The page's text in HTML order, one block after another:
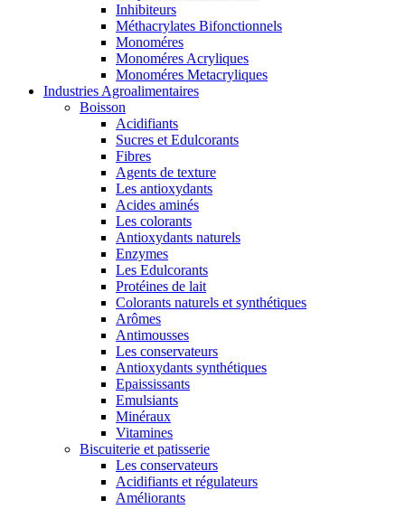
Inhibiteurs
Méthacrylates Bifonctionnels
Monoméres
Monoméres Acryliques
Monoméres Metacryliques
Industries Agroalimentaires
Boisson
Acidifiants
Sucres et Edulcorants
Fibres
Agents de texture
Les antioxydants
Acides aminés
Les colorants
Antioxydants naturels
Enzymes
Les Edulcorants
Protéines de lait
Colorants naturels et synthétiques
Arômes
Antimousses
Les conservateurs
Antioxydants synthétiques
Epaississants
Emulsiants
Minéraux
Vitamines
Biscuiterie et patisserie
Les conservateurs
Acidifiants et régulateurs
Améliorants